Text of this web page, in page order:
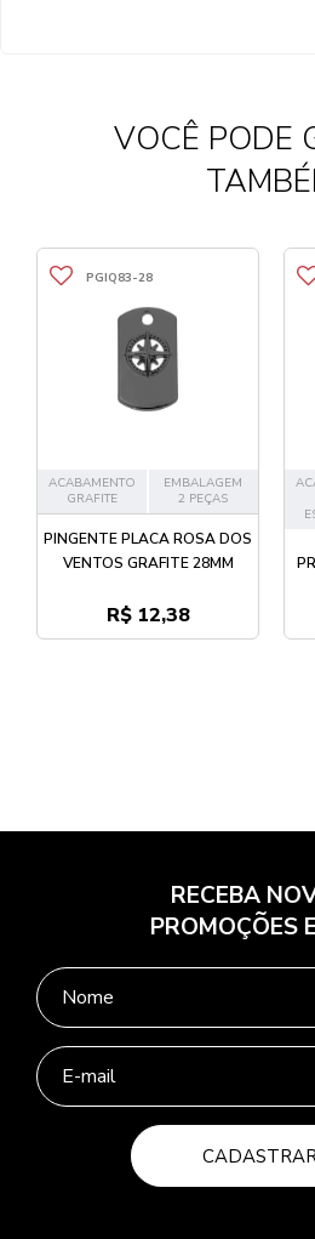
VOCÊ PODE
PGIQ83-28
ACABAMENTO
GRAFITE
EMBALAGEM
2 PEÇAS
PINGENTE PLACA ROSA DOS
VENTOS GRAFITE 28MM
R$ 12,38
RECEBA
PROMOÇÕES